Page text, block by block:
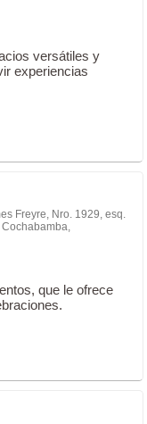
versátiles y
experiencias
Freyre, Nro. 1929, esq.
que le ofrece